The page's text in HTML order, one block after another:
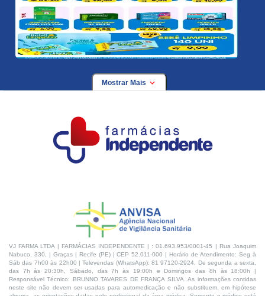
Mostrar Mais
VJ FARMA LTDA | FARMÁCIAS INDEPENDENTE | : 01.693.953/0001-45 | Rua Joaquim
Nabuco, 330, | Graças | Recife (PE) | CEP 52.011-000 | Horário de Atendimento: Seg à
Sáb das 7h00 às 22h00 | Televendas (WhatsApp): 81 97120-2924, De segunda a sexta,
das 7h às 20:30h, Sábado, das 7h às 19:00h e Domingos das 8h às 18:00h |
Responsável Técnico: BRUNNO TAVARES DE FRANÇA SILVA. As informações contidas
neste site não devem ser usadas para automedicação e não substituem, em hipótese